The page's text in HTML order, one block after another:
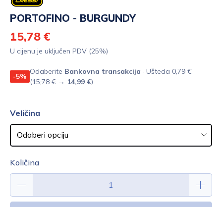
PORTOFINO - BURGUNDY
15,78 €
U cijenu je uključen PDV (25%)
-5%
Odaberite Bankovna transakcija · Ušteda 0,79 €
(15,78 € → 14,99 €)
Veličina
Količina